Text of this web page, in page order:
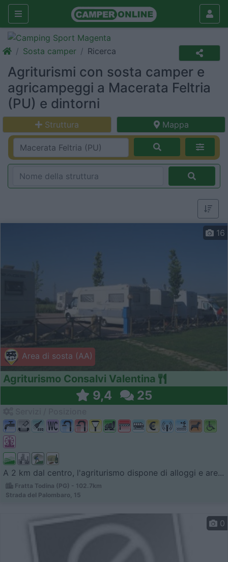
Sosta camper Ricerca
Agriturismi con sosta camper e
agricampeggi a Macerata Feltria
(PU) e dintorni
Struttura Mappa
Area di sosta (AA)
16
Agriturismo Consalvi Valentina
9,4 25
A 2 km dal centro, l'agriturismo dispone di alloggi e are...
Fratta Todina (PG) - 102.7km
Strada del Palombaro, 15
0